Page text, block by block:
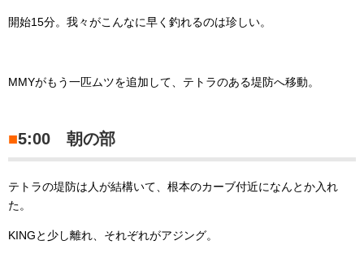
開始15分。我々がこんなに早く釣れるのは珍しい。
MMYがもう一匹ムツを追加して、テトラのある堤防へ移動。
■5:00 朝の部
テトラの堤防は人が結構いて、根本のカーブ付近になんとか入れ
た。
KINGと少し離れ、それぞれがアジング。